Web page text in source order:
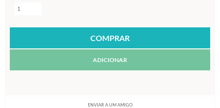
ADICIONAR
ENVIAR A UM AMIGO